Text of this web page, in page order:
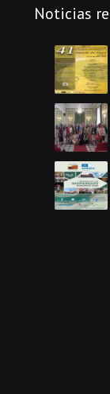
Noticias